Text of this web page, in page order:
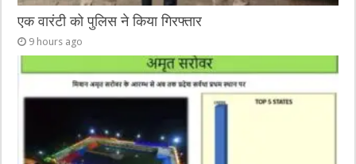
एक वारंटी को पुलिस ने किया गिरफ्तार
9 hours ago